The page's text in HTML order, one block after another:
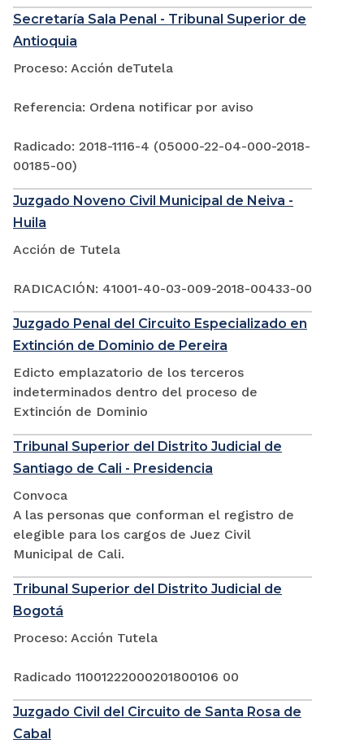
Secretaría Sala Penal - Tribunal Superior de
Antioquia
Proceso: Acción deTutela
Referencia: Ordena notificar por aviso
Radicado: 2018-1116-4 (05000-22-04-000-2018-
00185-00)
Juzgado Noveno Civil Municipal de Neiva -
Huila
Acción de Tutela
RADICACIÓN: 41001-40-03-009-2018-00433-00
Juzgado Penal del Circuito Especializado en
Extinción de Dominio de Pereira
Edicto emplazatorio de los terceros
indeterminados dentro del proceso de
Extinción de Dominio
Tribunal Superior del Distrito Judicial de
Santiago de Cali - Presidencia
Convoca
A las personas que conforman el registro de
elegible para los cargos de Juez Civil
Municipal de Cali.
Tribunal Superior del Distrito Judicial de
Bogotá
Proceso: Acción Tutela
Radicado 11001222000201800106 00
Juzgado Civil del Circuito de Santa Rosa de
Cabal